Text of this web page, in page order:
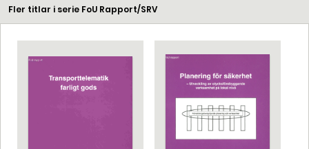
Fler titlar i serie FoU Rapport/SRV